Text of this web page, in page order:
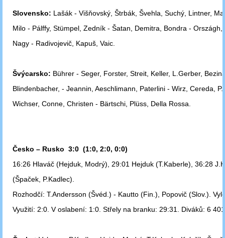
Slovensko: Lašák - Višňovský, Štrbák, Švehla, Suchý, Lintner,
Milo - Pálffy, Stümpel, Zedník - Šatan, Demitra, Bondra - Országh,
Nagy - Radivojevič, Kapuš, Vaic.
Švýcarsko: Bührer - Seger, Forster, Streit, Keller, L.Gerber,
Blindenbacher, - Jeannin, Aeschlimann, Paterlini - Wirz, Cereda,
Wichser, Conne, Christen - Bärtschi, Plüss, Della Rossa.
Česko – Rusko 3:0 (1:0, 2:0, 0:0)
16:26 Hlaváč (Hejduk, Modrý), 29:01 Hejduk (T.Kaberle), 36:28
(Špaček, P.Kadlec).
Rozhodčí: T.Andersson (Švéd.) - Kautto (Fin.), Popovič (Slov.).
Využití: 2:0. V oslabení: 1:0. Střely na branku: 29:31. Diváků: 6